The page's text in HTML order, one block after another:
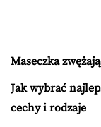
Maseczka
Jak wybrać
cechy i rodzaje